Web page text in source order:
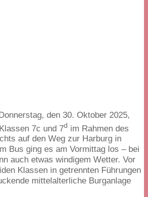
den30. Oktober 2025,
7c und 7d im Rahmen des
auf den Weg zur Harburg in
Bus ging es am Vormittag los – bei
auch etwas windigem Wetter. Vor
Klassen in getrennten Führungen
mittelalterliche Burganlage